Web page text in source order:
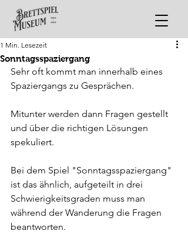
Sonntagsspaziergang
1 Min. Lesezeit
Sehr oft kommt man innerhalb eines
Spaziergangs zu Gesprächen.
Mitunter werden dann Fragen gestellt
und über die richtigen Lösungen
spekuliert.
Bei dem Spiel "Sonntagsspaziergang"
ist das ähnlich, aufgeteilt in drei
Schwierigkeitsgraden muss man
während der Wanderung die Fragen
beantworten.